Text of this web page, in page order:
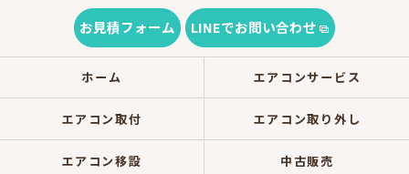
お見積フォーム LINEでお問い合わせ
ホーム エアコンサービス
エアコン取付 エアコン取り外し
エアコン移設 中古販売